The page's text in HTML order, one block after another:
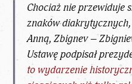
Chociaż nie przewiduje
znaków
Anną, Zbignev –
Ustawę podpisał
to wydarzenie